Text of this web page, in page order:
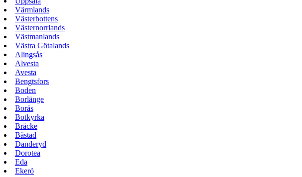
Värmlands
Västerbottens
Västernorrlands
Västmanlands
Västra Götalands
Alingsås
Alvesta
Avesta
Bengtsfors
Boden
Borlänge
Borås
Botkyrka
Bräcke
Båstad
Danderyd
Dorotea
Eda
Ekerö